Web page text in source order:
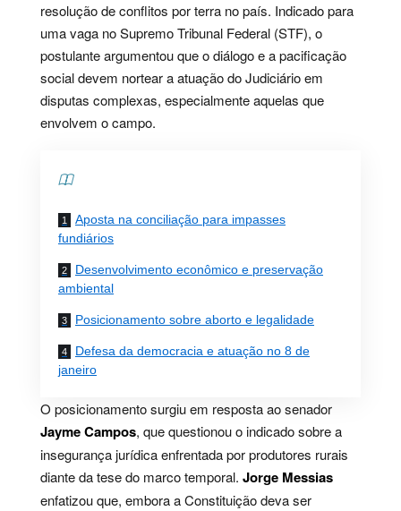
resolução de conflitos por terra no país. Indicado para
uma vaga no Supremo Tribunal Federal (STF), o
postulante argumentou que o diálogo e a pacificação
social devem nortear a atuação do Judiciário em
disputas complexas, especialmente aquelas que
envolvem o campo.
Aposta na conciliação para impasses
fundiários
Desenvolvimento econômico e preservação
ambiental
Posicionamento sobre aborto e legalidade
Defesa da democracia e atuação no 8 de
janeiro
O posicionamento surgiu em resposta ao senador
Jayme Campos, que questionou o indicado sobre a
insegurança jurídica enfrentada por produtores rurais
diante da tese do marco temporal. Jorge Messias
enfatizou que, embora a Constituição deva ser